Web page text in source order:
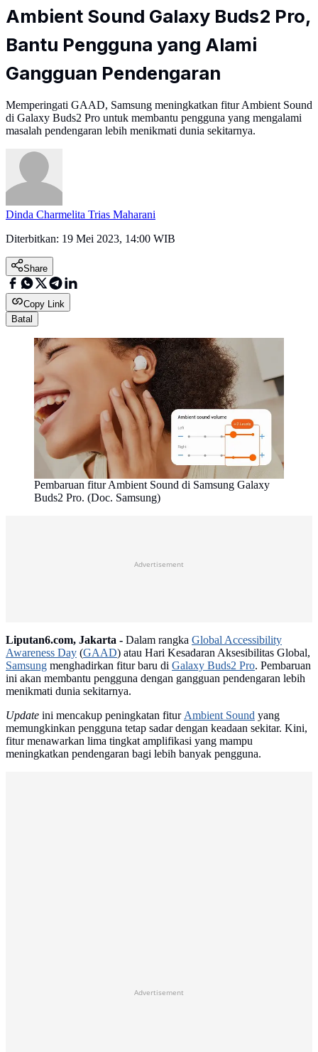
Ambient Sound Galaxy Buds2 Pro,
Bantu Pengguna yang Alami
Gangguan Pendengaran
Memperingati GAAD, Samsung meningkatkan fitur Ambient Sound
di Galaxy Buds2 Pro untuk membantu pengguna yang mengalami
masalah pendengaran lebih menikmati dunia sekitarnya.
Dinda Charmelita Trias Maharani
Diterbitkan: 19 Mei 2023, 14:00 WIB
Share
Copy Link
Batal
Pembaruan fitur Ambient Sound di Samsung Galaxy
Buds2 Pro. (Doc. Samsung)
Advertisement
Liputan6.com, Jakarta - Dalam rangka Global Accessibility
Awareness Day (GAAD) atau Hari Kesadaran Aksesibilitas Global,
Samsung menghadirkan fitur baru di Galaxy Buds2 Pro. Pembaruan
ini akan membantu pengguna dengan gangguan pendengaran lebih
menikmati dunia sekitarnya.
Update ini mencakup peningkatan fiturAmbient Sound yang
memungkinkan pengguna tetap sadar dengan keadaan sekitar. Kini,
fitur menawarkan lima tingkat amplifikasi yang mampu
meningkatkan pendengaran bagi lebih banyak pengguna.
Advertisement